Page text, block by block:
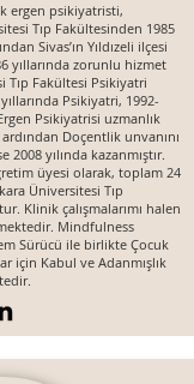
ergen psikiyatristi,
Tıp Fakültesinden 1985
Sivas’ın Yıldızeli ilçesi
yıllarında zorunlu hizmet
Tıp Fakültesi Psikiyatri
yıllarında Psikiyatri, 1992-
Psikiyatrisi uzmanlık
Doçentlik unvanını
2008 yılında kazanmıştır.
üyesi olarak, toplam 24
Üniversitesi Tıp
Klinik çalışmalarımı halen
Mindfulness
Sürücü ile birlikte Çocuk
için Kabul ve Adanmışlık